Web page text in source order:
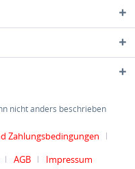
nicht anders beschrieben
Zahlungsbedingungen
AGB Impressum